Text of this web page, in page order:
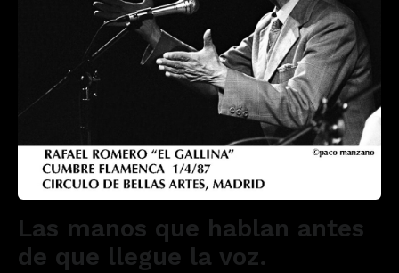
Las manos que hablan antes
de que llegue la voz.